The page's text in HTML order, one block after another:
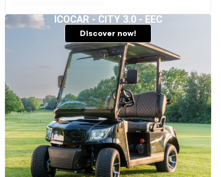
ICOCAR - CITY 3.0 - EEC
Discover now!